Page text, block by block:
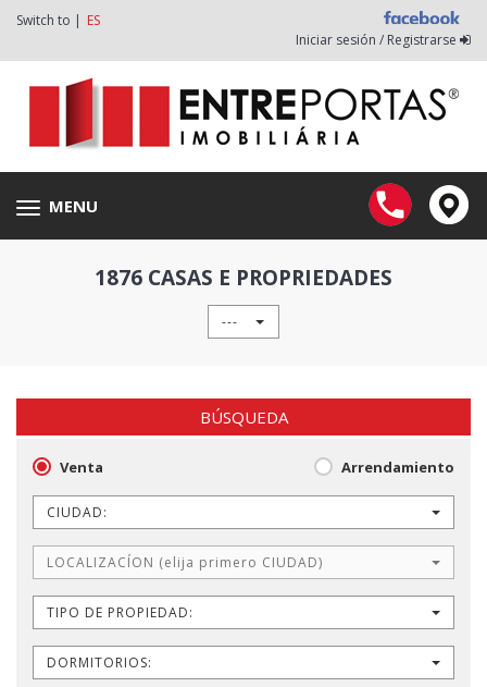
Switch to | ES
Iniciar sesión / Registrarse
Toggle
navigation
MENU
1876 CASAS E PROPRIEDADES
---
BÚSQUEDA
Venta Arrendamiento
CIUDAD:
LOCALIZACÍON (elija primero CIUDAD)
TIPO DE PROPIEDAD:
DORMITORIOS: